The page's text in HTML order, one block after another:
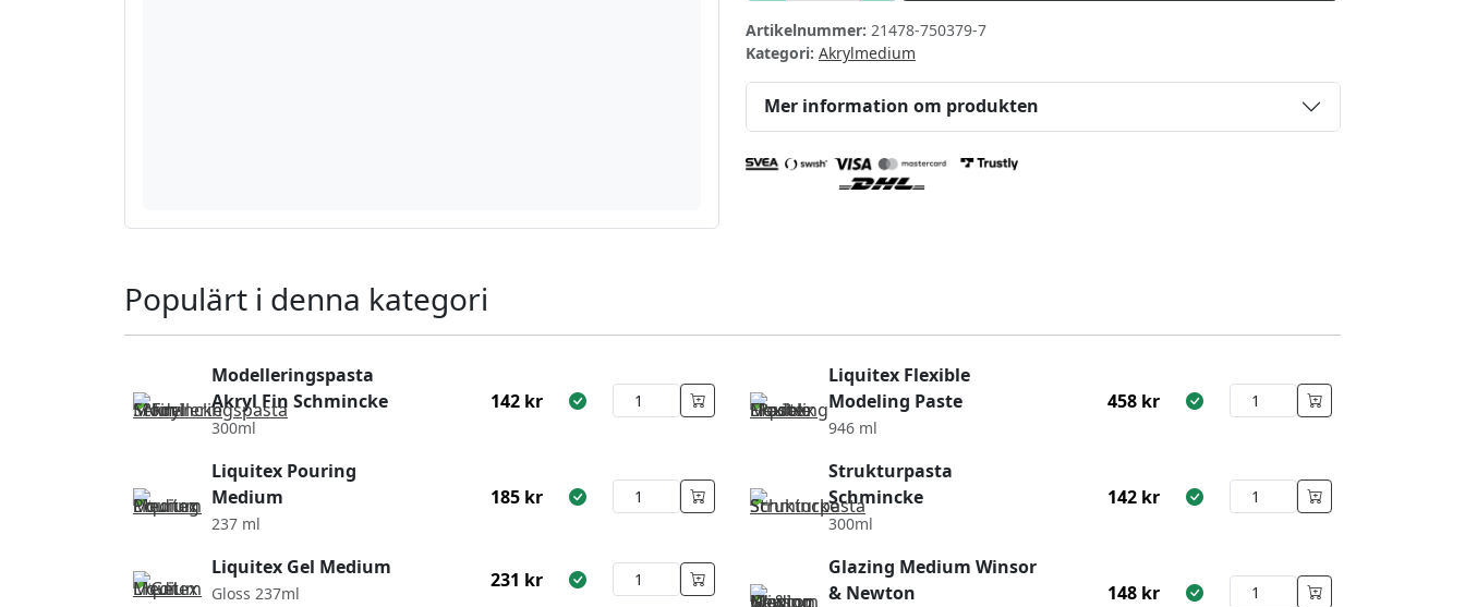
Artikelnummer: 21478-750379-7
Kategori: Akrylmedium
Mer information om produkten
Populärt i denna kategori
Modelleringspasta
Akryl Fin Schmincke
300ml
142 kr
Liquitex Pouring
Medium
237 ml
185 kr
Liquitex Gel Medium
Gloss 237ml
231 kr
Liquitex Flexible
Modeling Paste
946 ml
458 kr
Strukturpasta
Schmincke
300ml
142 kr
Glazing Medium Winsor
& Newton
148 kr